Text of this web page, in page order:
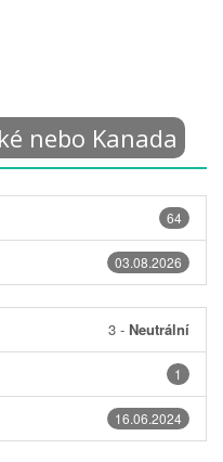
nebo Kanada
64
03.08.2026
3 - Neutrální
1
16.06.2024